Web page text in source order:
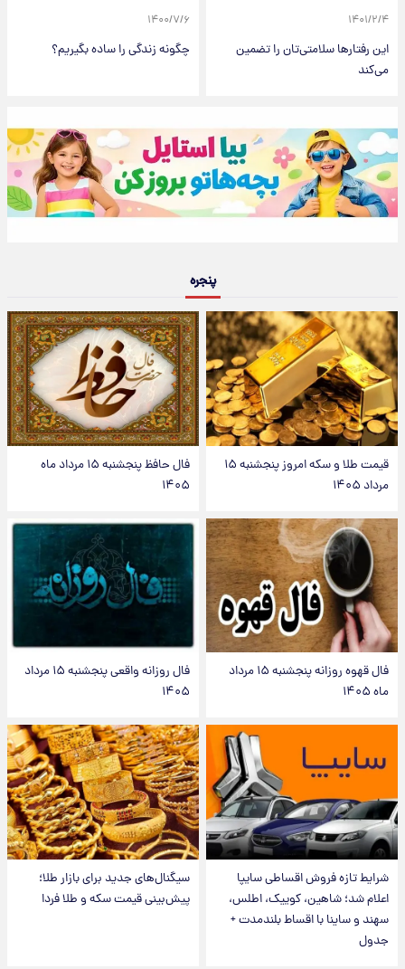
۱۴۰۱/۲/۴
این رفتار‌ها سلامتی‌تان را تضمین
می‌کند
۱۴۰۰/۷/۶
چگونه زندگی را ساده بگیریم؟
پنجره
قیمت طلا و سکه امروز پنجشنبه ۱۵
مرداد ۱۴۰۵
فال حافظ پنجشنبه ۱۵ مرداد ماه
۱۴۰۵
فال قهوه روزانه پنجشنبه ۱۵ مرداد
ماه ۱۴۰۵
فال روزانه واقعی پنجشنبه ۱۵ مرداد
۱۴۰۵
شرایط تازه فروش اقساطی سایپا
اعلام شد؛ شاهین، کوییک، اطلس،
سهند و ساینا با اقساط بلندمدت +
جدول
سیگنال‌های جدید برای بازار طلا؛
پیش‌بینی قیمت سکه و طلا فردا